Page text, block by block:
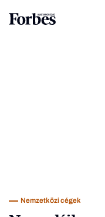
Üzlet
Nemzetközi cégek